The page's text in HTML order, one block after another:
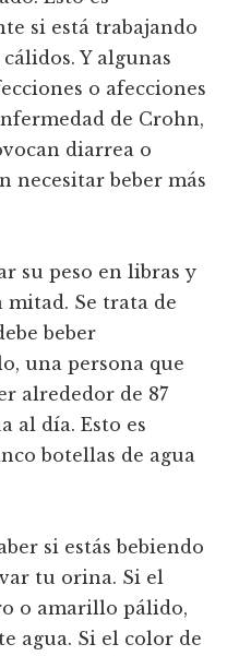
si está trabajando
Y algunas
o afecciones
de Crohn,
diarrea o
necesitar beber más
su peso en libras y
Se trata de
beber
una persona que
alrededor de 87
al día. Esto es
botellas de agua
si estás bebiendo
tu orina. Si el
o amarillo pálido,
agua. Si el color de